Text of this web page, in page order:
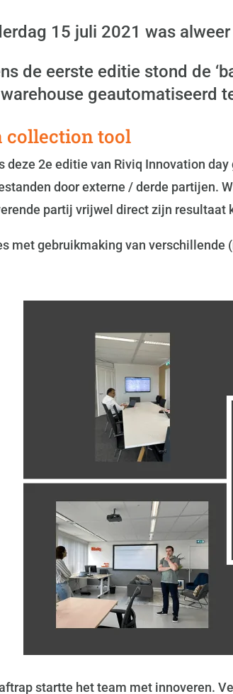
15 juli 2021 was
de eerste editie stond de
geautomatiseerd
collection tool
deze 2e editie van Riviq Innovation
door externe / derde partijen.
partij vrijwel direct zijn resultaat
met gebruikmaking van verschillende
startte het team met innoveren.